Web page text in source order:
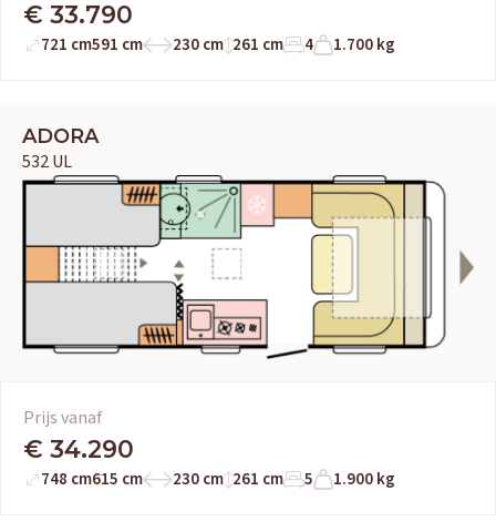
€ 33.790
721 cm591 cm 230 cm 261 cm 4 1.700 kg
ADORA
532 UL
Prijs vanaf
€ 34.290
748 cm615 cm 230 cm 261 cm 5 1.900 kg
OUD GASTEL
AdriaBürstnerCaravelairEasy Caravanning
Eura Mobil